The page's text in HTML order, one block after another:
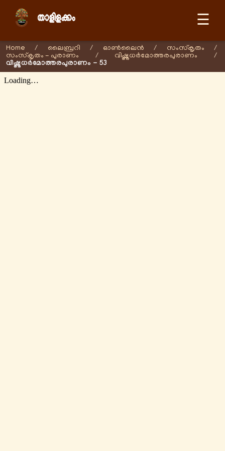
☰
Home / ലൈബ്രറി / ഓണ്‍ലൈന്‍ / സംസ്കൃതം
/
സംസ്കൃതം - പുരാണം
/ വിഷ്ണുധർമോത്തരപുരാണം /
വിഷ്ണുധർമോത്തരപുരാണം - 53